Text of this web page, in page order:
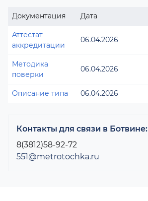
Документация Дата
Аттестат
аккредитации
06.04.2026
Методика
поверки
06.04.2026
Описание типа 06.04.2026
Контакты для связи в Ботвине:
8(3812)58-92-72
551@metrotochka.ru